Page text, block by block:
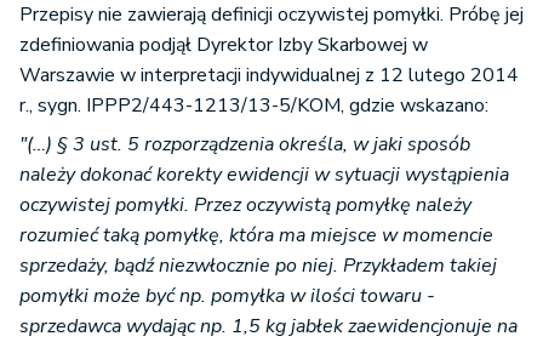
Przepisy nie zawierają definicji oczywistej pomyłki. Próbę jej
zdefiniowania podjął Dyrektor Izby Skarbowej w
Warszawie w interpretacji indywidualnej z 12 lutego 2014
r., sygn. IPPP2/443-1213/13-5/KOM, gdzie wskazano:
"(…) § 3 ust. 5 rozporządzenia określa, w jaki sposób
należy dokonać korekty ewidencji w sytuacji wystąpienia
oczywistej pomyłki. Przez oczywistą pomyłkę należy
rozumieć taką pomyłkę, która ma miejsce w momencie
sprzedaży, bądź niezwłocznie po niej. Przykładem takiej
pomyłki może być np. pomyłka w ilości towaru -
sprzedawca wydając np. 1,5 kg jabłek zaewidencjonuje na